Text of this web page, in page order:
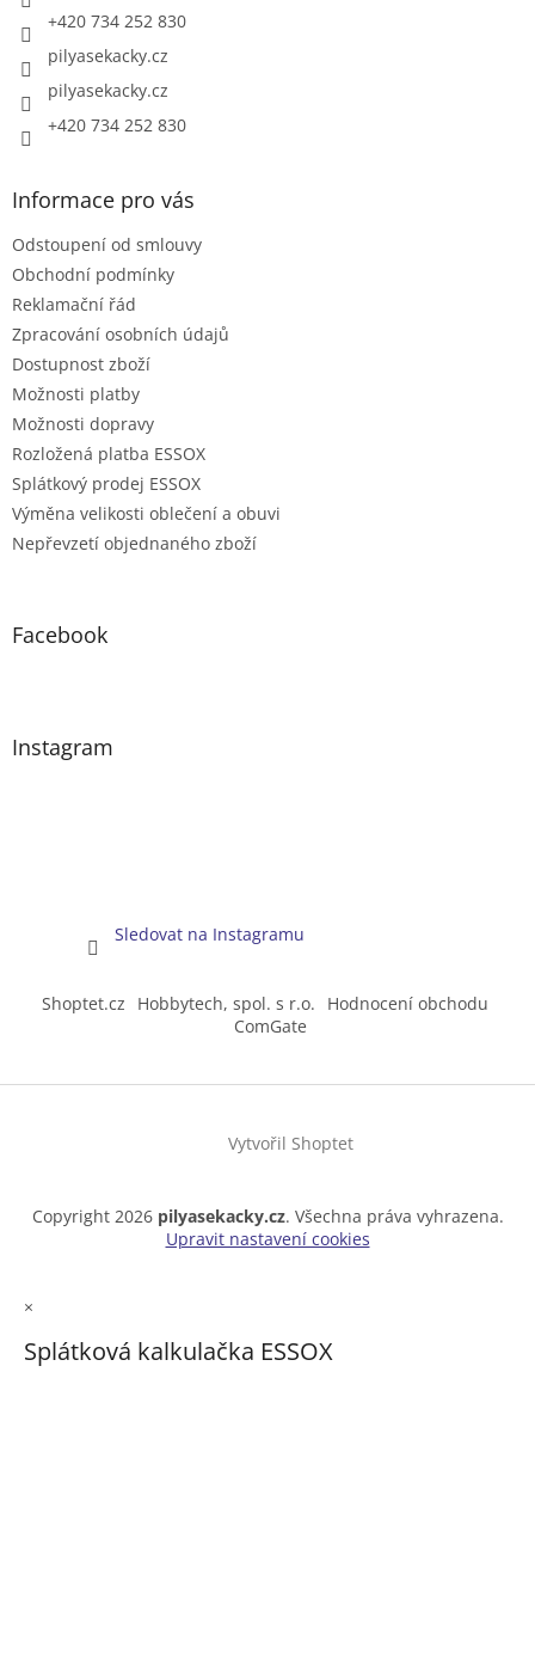
+420 734 252 830
pilyasekacky.cz
pilyasekacky.cz
+420 734 252 830
Informace pro vás
Odstoupení od smlouvy
Obchodní podmínky
Reklamační řád
Zpracování osobních údajů
Dostupnost zboží
Možnosti platby
Možnosti dopravy
Rozložená platba ESSOX
Splátkový prodej ESSOX
Výměna velikosti oblečení a obuvi
Nepřevzetí objednaného zboží
Facebook
Instagram
Sledovat na Instagramu
Shoptet.cz Hobbytech, spol. s r.o.
Hodnocení obchodu
ComGate
Vytvořil Shoptet
Copyright 2026 pilyasekacky.cz. Všechna práva vyhrazena.
Upravit nastavení cookies
×
Splátková kalkulačka ESSOX